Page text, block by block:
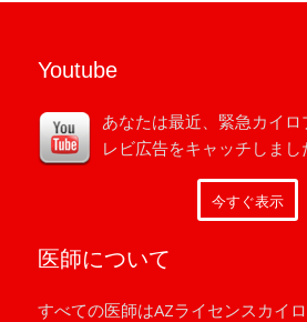
Youtube
あなたは最近、緊急カイ
レビ広告をキャッチしまし
今すぐ表示
医師について
すべての医師はAZライセンスカイ